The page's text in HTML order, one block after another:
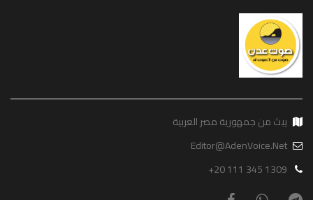
يبث من جمهورية مصر العربية
Editor@AdenVoice.Net
+20 111 345 1309